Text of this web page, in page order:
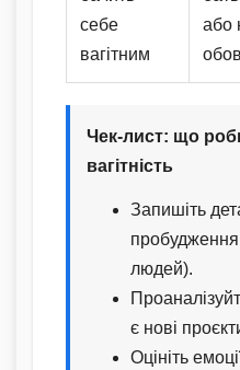
себе
вагітним
або
Чек-лист: що
вагітність
Запишіть
пробудження
людей).
є нові
Оцініть